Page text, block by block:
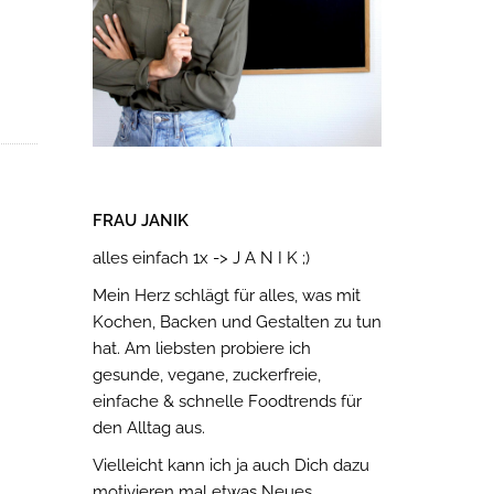
FRAU JANIK
alles einfach 1x -> J A N I K ;)
Mein Herz schlägt für alles, was mit
Kochen, Backen und Gestalten zu tun
hat. Am liebsten probiere ich
gesunde, vegane, zuckerfreie,
einfache & schnelle Foodtrends für
den Alltag aus.
Vielleicht kann ich ja auch Dich dazu